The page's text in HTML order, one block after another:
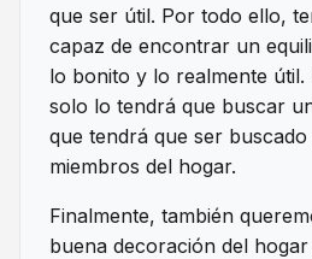
que ser útil. Por todo ello,
capaz de encontrar un
lo bonito y lo realmente útil.
solo lo tendrá que buscar
que tendrá que ser
miembros del hogar.
Finalmente, también
buena decoración del